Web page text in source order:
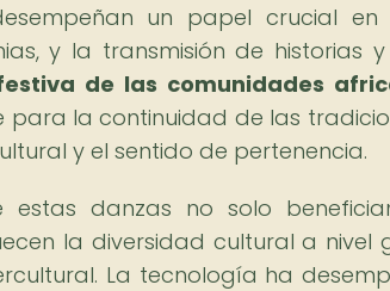
un papel crucial en
y la transmisión de historias y
de las comunidades
para la continuidad de las
y el sentido de pertenencia.
estas danzas no solo
la diversidad cultural a nivel
La tecnología ha